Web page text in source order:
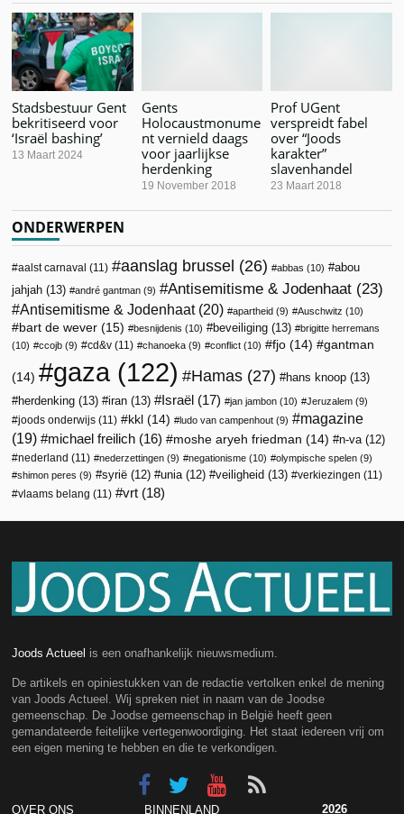
Stadsbestuur Gent
bekritiseerd voor
‘Israël bashing’
13 Maart 2024
Gents
Holocaustmonume
nt vernield daags
voor jaarlijkse
herdenking
19 November 2018
Prof UGent
verspreidt fabel
over “Joods
karakter”
slavenhandel
23 Maart 2018
ONDERWERPEN
aalst carnaval (11) aanslag brussel (26) abbas (10)
abou
jahjah (13) andré gantman (9) Antisemitisme & Jodenhaat (23)
Antisemitisme & Jodenhaat(20) apartheid (9) Auschwitz (10)
bart de wever (15) besnijdenis (10) beveiliging (13)
brigitte herremans
(10)
ccojb (9) cd&v (11) chanoeka (9) conflict (10) fjo (14) gantman
(14) gaza (122) Hamas (27) hans knoop (13)
herdenking (13) iran (13) Israël (17) jan jambon (10) Jeruzalem (9)
joods onderwijs (11) kkl (14) ludo van campenhout (9)
magazine
(19)
michael freilich (16) moshe aryeh friedman (14) n-va (12)
nederland (11) nederzettingen (9) negationisme (10) olympische spelen (9)
shimon peres (9) syrië (12) unia (12) veiligheid (13) verkiezingen (11)
vlaams belang (11) vrt (18)
Joods Actueel is een onafhankelijk nieuwsmedium.
De artikels en opiniestukken van de redactie vertolken enkel de mening
van Joods Actueel. Wij spreken niet in naam van de Joodse
gemeenschap. De Joodse gemeenschap in België heeft geen
gemandateerde feitelijke vertegenwoordiging. Het staat iedereen vrij om
een eigen mening te hebben en die te verkondigen.
OVER ONS BINNENLAND 2026